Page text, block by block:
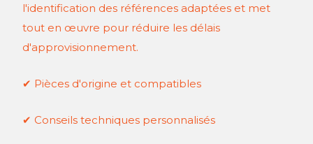
l'identification des références adaptées et met
tout en œuvre pour réduire les délais
d'approvisionnement.
✔ Pièces d'origine et compatibles
✔ Conseils techniques personnalisés